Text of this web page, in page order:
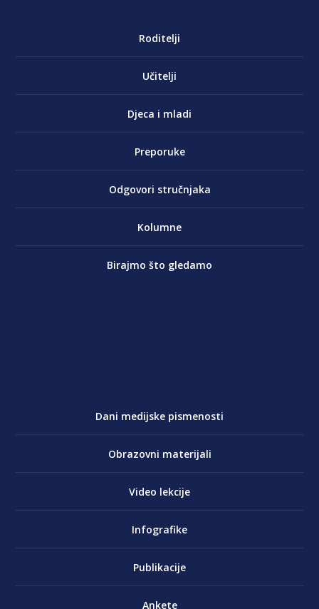
Roditelji
Učitelji
Djeca i mladi
Preporuke
Odgovori stručnjaka
Kolumne
Birajmo što gledamo
Dani medijske pismenosti
Obrazovni materijali
Video lekcije
Infografike
Publikacije
Ankete